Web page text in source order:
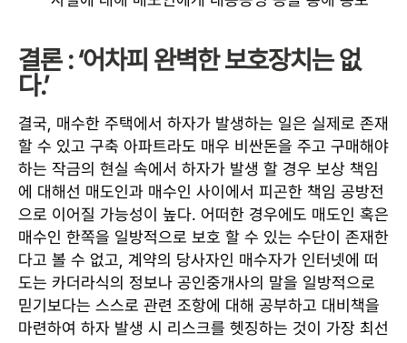
결론 : ‘어차피 완벽한 보호장치는 없
다.’
결국, 매수한 주택에서 하자가 발생하는 일은 실제로 존재
할 수 있고 구축 아파트라도 매우 비싼돈을 주고 구매해야
하는 작금의 현실 속에서 하자가 발생 할 경우 보상 책임
에 대해선 매도인과 매수인 사이에서 피곤한 책임 공방전
으로 이어질 가능성이 높다. 어떠한 경우에도 매도인 혹은
매수인 한쪽을 일방적으로 보호 할 수 있는 수단이 존재한
다고 볼 수 없고, 계약의 당사자인 매수자가 인터넷에 떠
도는 카더라식의 정보나 공인중개사의 말을 일방적으로
믿기보다는 스스로 관련 조항에 대해 공부하고 대비책을
마련하여 하자 발생 시 리스크를 헷징하는 것이 가장 최선